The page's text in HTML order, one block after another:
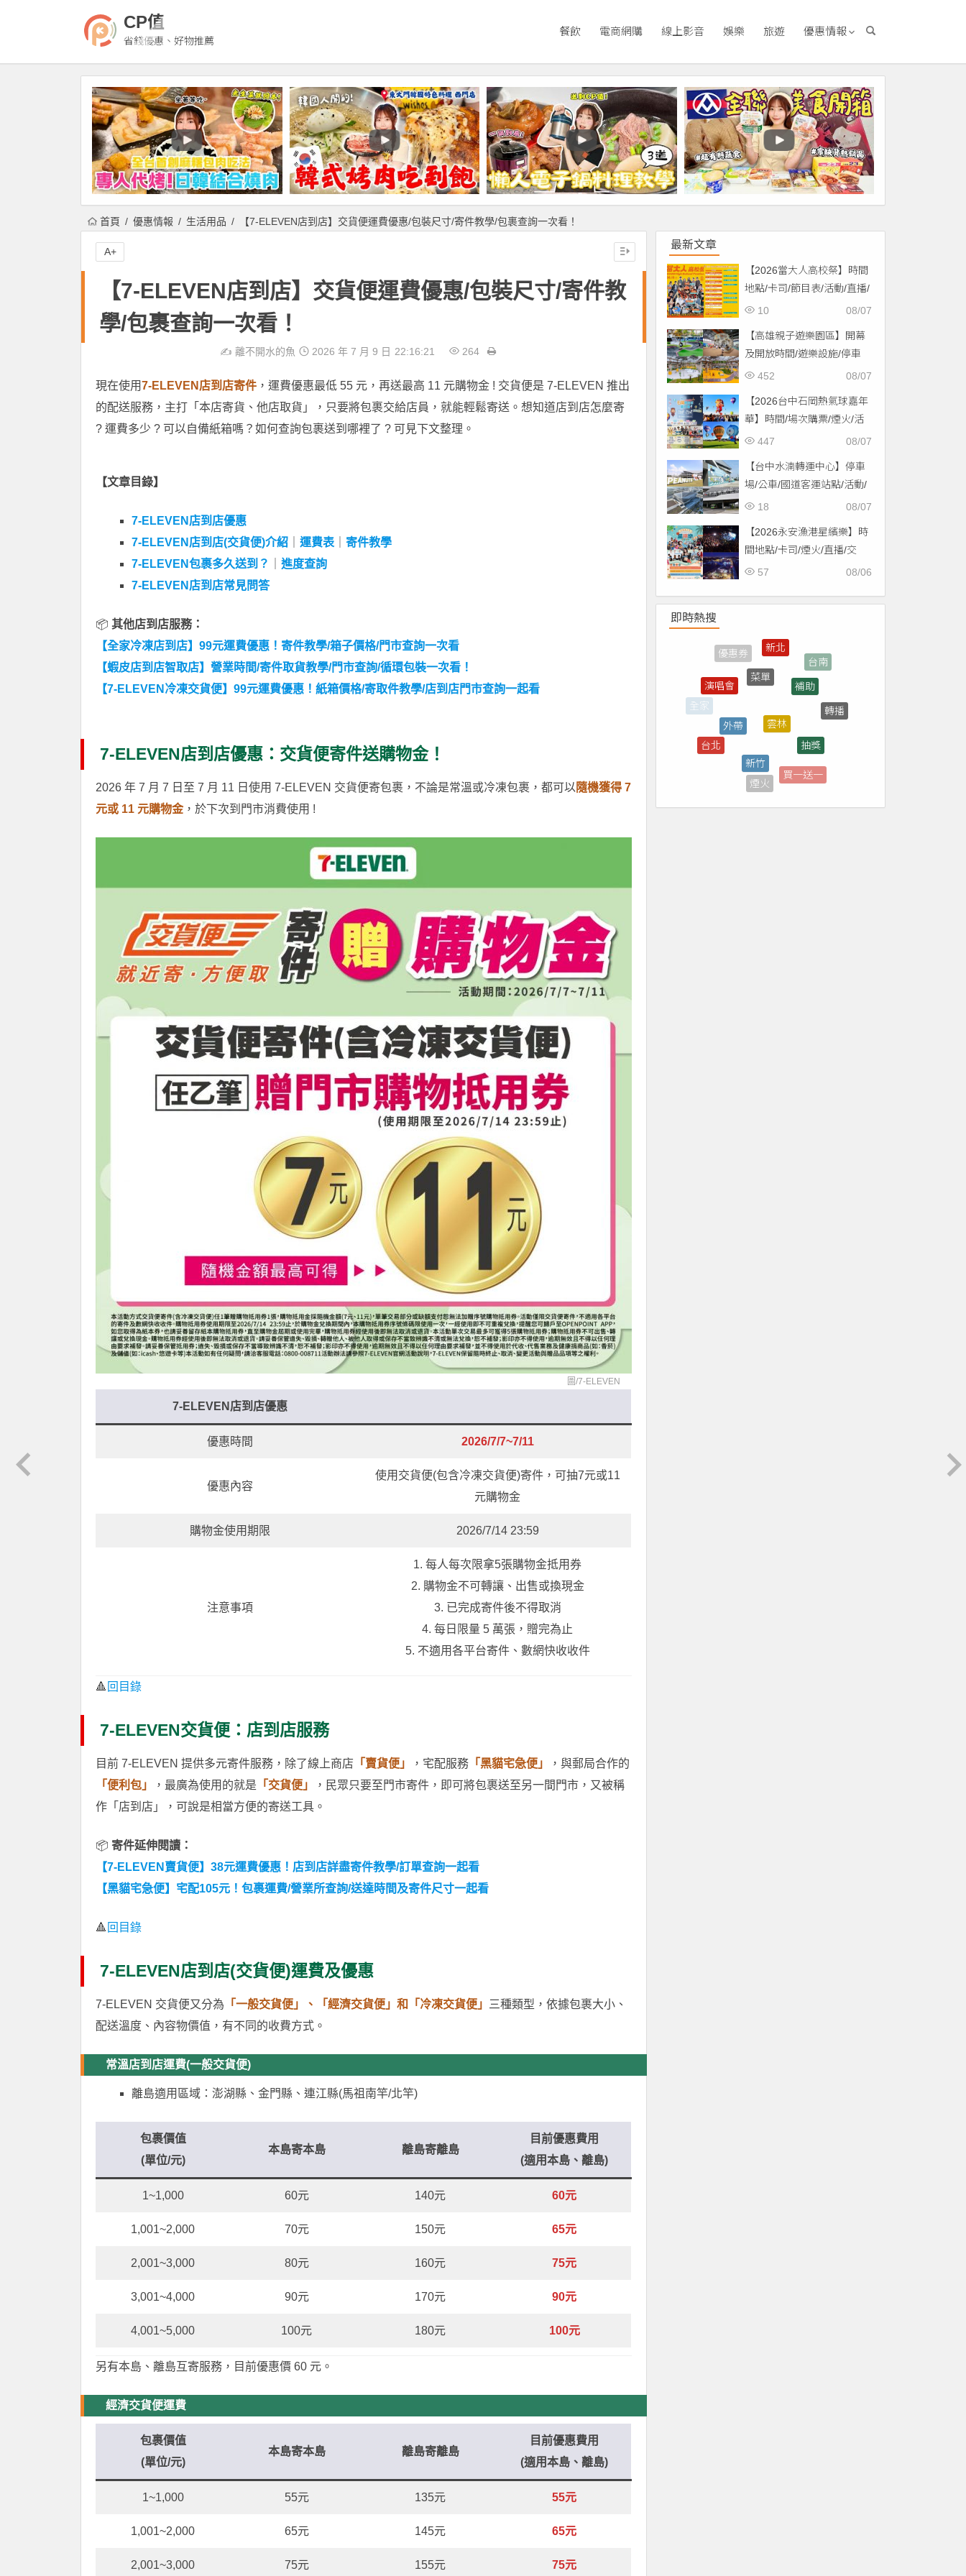
CP值
省錢優惠、好物推薦
餐飲 電商網購 線上影音 娛樂 旅遊 優惠情報
首頁 優惠情報 生活用品 【7-ELEVEN店到店】交貨便運費優惠/包裝尺寸/寄件教學/包裹查詢一次看！
【7-ELEVEN店到店】交貨便運費優惠/包裝尺寸/寄件教
學/包裹查詢一次看！
✍️離不開水的魚 2026 年 7 月 9 日 22:16:21 264
現在使用7-ELEVEN店到店寄件 ，運費優惠最低 55 元，再送最高 11 元購物金 ! 交貨便是 7-ELEVEN 推出
的配送服務，主打「本店寄貨、他店取貨」，只要將包裹交給店員，就能輕鬆寄送。想知道店到店怎麼寄
? 運費多少 ? 可以自備紙箱嗎？如何查詢包裹送到哪裡了 ? 可見下文整理。
【文章目錄】
7-ELEVEN店到店優惠
7-ELEVEN店到店(交貨便)介紹
運費表
寄件教學
7-ELEVEN包裹多久送到？
進度查詢
7-ELEVEN店到店常見問答
📦 其他店到店服務：
【全家冷凍店到店】99元運費優惠！寄件教學/箱子價格/門市查詢一次看
【蝦皮店到店智取店】營業時間/寄件取貨教學/門市查詢/循環包裝一次看！
【7-ELEVEN冷凍交貨便】99元運費優惠！紙箱價格/寄取件教學/店到店門市查詢一起看
7-ELEVEN店到店優惠：交貨便寄件送購物金！
2026 年 7 月 7 日至 7 月 11 日使用 7-ELEVEN 交貨便寄包裹，不論是常溫或冷凍包裹，都可以隨機獲得 7
元或 11 元購物金，於下次到門市消費使用 !
圖/7-ELEVEN
7-ELEVEN店到店優惠
優惠時間 2026/7/7~7/11
優惠內容
使用交貨便(包含冷凍交貨便)寄件，可抽7元或11
元購物金
購物金使用期限 2026/7/14 23:59
注意事項
1. 每人每次限拿5張購物金抵用券
2. 購物金不可轉讓、出售或換現金
3. 已完成寄件後不得取消
4. 每日限量 5 萬張，贈完為止
5. 不適用各平台寄件、數網快收收件
🔺 回目錄
7-ELEVEN交貨便：店到店服務
目前 7-ELEVEN 提供多元寄件服務，除了線上商店 「賣貨便」 ，宅配服務 「黑貓宅急便」
，與郵局合作的
「便利包」
，最廣為使用的就是 「交貨便」
，民眾只要至門市寄件，即可將包裹送至另一間門市，又被稱
作「店到店」，可說是相當方便的寄送工具。
📦 寄件延伸閱讀：
【7-ELEVEN賣貨便】38元運費優惠！店到店詳盡寄件教學/訂單查詢一起看
【黑貓宅急便】宅配105元！包裹運費/營業所查詢/送達時間及寄件尺寸一起看
🔺 回目錄
7-ELEVEN店到店(交貨便)運費及優惠
7-ELEVEN 交貨便又分為 「一般交貨便」、「經濟交貨便」和「冷凍交貨便」
三種類型，依據包裹大小、
配送溫度、內容物價值，有不同的收費方式。
常溫店到店運費(一般交貨便)
離島適用區域：澎湖縣、金門縣、連江縣(馬祖南竿/北竿)
包裹價值
(單位/元)
本島寄本島 離島寄離島
目前優惠費用
(適用本島、離島)
1~1,000 60元 140元 60元
1,001~2,000 70元 150元 65元
2,001~3,000 80元 160元 75元
3,001~4,000 90元 170元 90元
4,001~5,000 100元 180元 100元
另有本島、離島互寄服務，目前優惠價 60 元。
經濟交貨便運費
包裹價值
(單位/元)
本島寄本島 離島寄離島
目前優惠費用
(適用本島、離島)
1~1,000 55元 135元 55元
1,001~2,000 65元 145元 65元
2,001~3,000 75元 155元 75元
A+
最新文章
【2026當大人高校祭】時間
地點/卡司/節目表/活動/直播/
交通，免費入場！
08/07
10
【高雄親子遊樂園區】開幕
及開放時間/遊樂設施/停車
場/交通一次看！
08/07
452
【2026台中石岡熱氣球嘉年
華】時間/場次購票/煙火/活
動/交通，土牛運動公園登08/07
447
【台中水湳轉運中心】停車
場/公車/國道客運站點/活動/
交通，啟用免費停車！ 08/07
18
【2026永安漁港星繽樂】時
間地點/卡司/煙火/直播/交
通，免費入場！
08/06
57
即時熱搜
全家
菜單
補助
彰化
屏東
外帶
雲林
買一送一
煙火
新竹